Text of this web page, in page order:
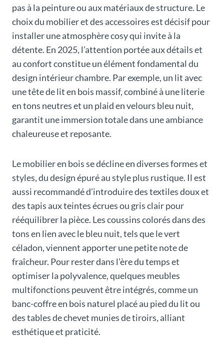
pas à la peinture ou aux matériaux de structure. Le
choix du mobilier et des accessoires est décisif pour
installer une atmosphère cosy qui invite à la
détente. En 2025, l’attention portée aux détails et
au confort constitue un élément fondamental du
design intérieur chambre. Par exemple, un lit avec
une tête de lit en bois massif, combiné à une literie
en tons neutres et un plaid en velours bleu nuit,
garantit une immersion totale dans une ambiance
chaleureuse et reposante.
Le mobilier en bois se décline en diverses formes et
styles, du design épuré au style plus rustique. Il est
aussi recommandé d’introduire des textiles doux et
des tapis aux teintes écrues ou gris clair pour
rééquilibrer la pièce. Les coussins colorés dans des
tons en lien avec le bleu nuit, tels que le vert
céladon, viennent apporter une petite note de
fraîcheur. Pour rester dans l’ère du temps et
optimiser la polyvalence, quelques meubles
multifonctions peuvent être intégrés, comme un
banc-coffre en bois naturel placé au pied du lit ou
des tables de chevet munies de tiroirs, alliant
esthétique et praticité.